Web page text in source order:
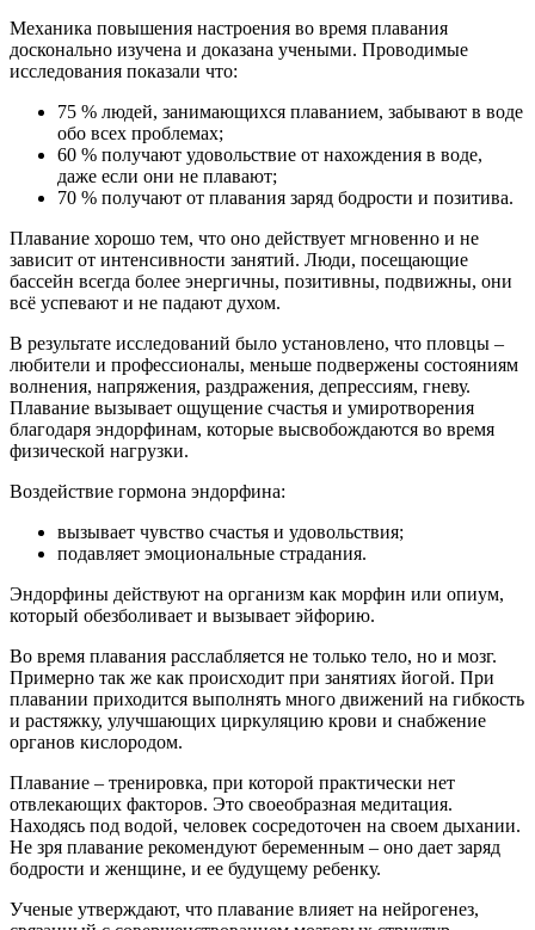
Механика повышения настроения во время плавания
досконально изучена и доказана учеными. Проводимые
исследования показали что:
75 % людей, занимающихся плаванием, забывают в воде
обо всех проблемах;
60 % получают удовольствие от нахождения в воде,
даже если они не плавают;
70 % получают от плавания заряд бодрости и позитива.
Плавание хорошо тем, что оно действует мгновенно и не
зависит от интенсивности занятий. Люди, посещающие
бассейн всегда более энергичны, позитивны, подвижны, они
всё успевают и не падают духом.
В результате исследований было установлено, что пловцы –
любители и профессионалы, меньше подвержены состояниям
волнения, напряжения, раздражения, депрессиям, гневу.
Плавание вызывает ощущение счастья и умиротворения
благодаря эндорфинам, которые высвобождаются во время
физической нагрузки.
Воздействие гормона эндорфина:
вызывает чувство счастья и удовольствия;
подавляет эмоциональные страдания.
Эндорфины действуют на организм как морфин или опиум,
который обезболивает и вызывает эйфорию.
Во время плавания расслабляется не только тело, но и мозг.
Примерно так же как происходит при занятиях йогой. При
плавании приходится выполнять много движений на гибкость
и растяжку, улучшающих циркуляцию крови и снабжение
органов кислородом.
Плавание – тренировка, при которой практически нет
отвлекающих факторов. Это своеобразная медитация.
Находясь под водой, человек сосредоточен на своем дыхании.
Не зря плавание рекомендуют беременным – оно дает заряд
бодрости и женщине, и ее будущему ребенку.
Ученые утверждают, что плавание влияет на нейрогенез,